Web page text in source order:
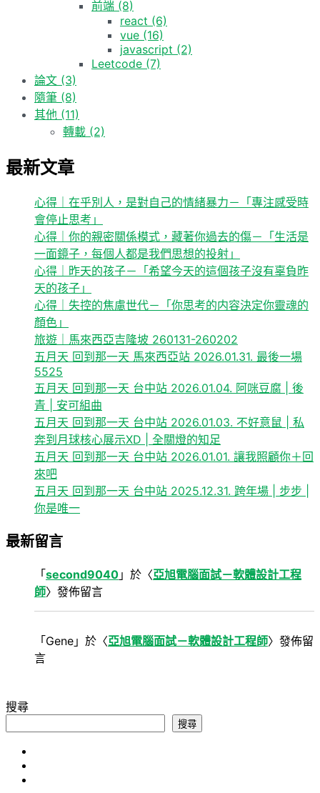
前端 (8)
react (6)
vue (16)
javascript (2)
Leetcode (7)
論文 (3)
隨筆 (8)
其他 (11)
轉載 (2)
最新文章
心得｜在乎別人，是對自己的情緒暴力－「專注感受時
會停止思考」
心得｜你的親密關係模式，藏著你過去的傷－「生活是
一面鏡子，每個人都是我們思想的投射」
心得｜昨天的孩子－「希望今天的這個孩子沒有辜負昨
天的孩子」
心得｜失控的焦慮世代－「你思考的内容決定你靈魂的
顏色」
旅遊｜馬來西亞吉隆坡 260131-260202
五月天 回到那一天 馬來西亞站 2026.01.31. 最後一場
5525
五月天 回到那一天 台中站 2026.01.04. 阿咪豆腐 | 後
青 | 安可組曲
五月天 回到那一天 台中站 2026.01.03. 不好意鼠 | 私
奔到月球核心展示XD | 全關燈的知足
五月天 回到那一天 台中站 2026.01.01. 讓我照顧你＋回
來吧
五月天 回到那一天 台中站 2025.12.31. 跨年場 | 步步 |
你是唯一
最新留言
「second9040 」於〈亞旭電腦面試－軟體設計工程
師〉發佈留言
「Gene 」於〈亞旭電腦面試－軟體設計工程師〉發佈留
言
搜尋
搜尋